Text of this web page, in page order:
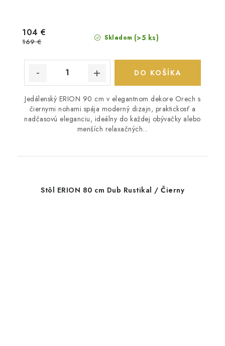
Skladom (>5 ks)
104 €
169 €
DO KOŠÍKA
Jedálenský ERION 90 cm v elegantnom dekore Orech s
čiernymi nohami spája moderný dizajn, praktickosť a
nadčasovú eleganciu, ideálny do každej obývačky alebo
menších relaxačných...
Stôl ERION 80 cm Dub Rustikal / Čierny